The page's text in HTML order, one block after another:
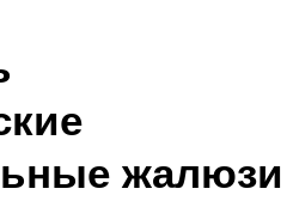
жалюзи